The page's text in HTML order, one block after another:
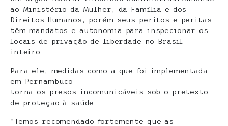
ao Ministério da Mulher, da Família e dos
Direitos Humanos, porém seus peritos e peritas
têm mandatos e autonomia para inspecionar os
locais de privação de liberdade no Brasil
inteiro.
Para ele, medidas como a que foi implementada
em Pernambuco
torna os presos incomunicáveis sob o pretexto
de proteção à saúde:
“Temos recomendado fortemente que as